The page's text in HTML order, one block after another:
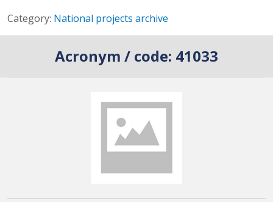
Details
Category: National projects archive
Acronym / code: 41033